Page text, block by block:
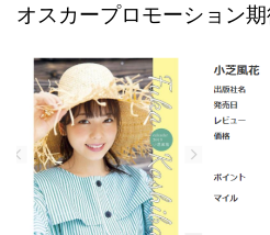
オスカープロモーション